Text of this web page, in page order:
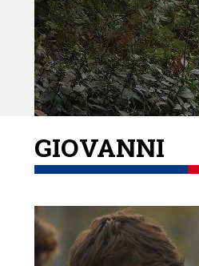
GIOVANNI